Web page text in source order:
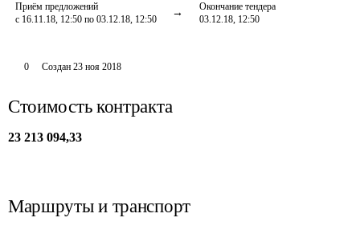
Приём предложений
с 16.11.18, 12:50 по 03.12.18, 12:50
Окончание тендера
03.12.18, 12:50
0 Создан 23 ноя 2018
Стоимость контракта
23 213 094,33
Маршруты и транспорт